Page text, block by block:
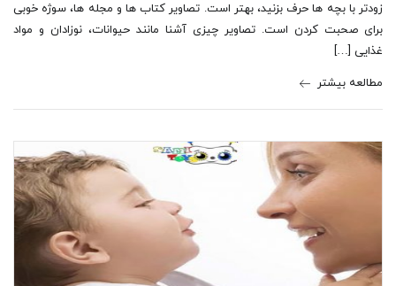
زودتر با بچه ها حرف بزنید، بهتر است. تصاویر کتاب ها و مجله ها، سوژه خوبی
برای صحبت کردن است. تصاویر چیزی آشنا مانند حیوانات، نوزادان و مواد
غذایی […]
مطالعه بیشتر